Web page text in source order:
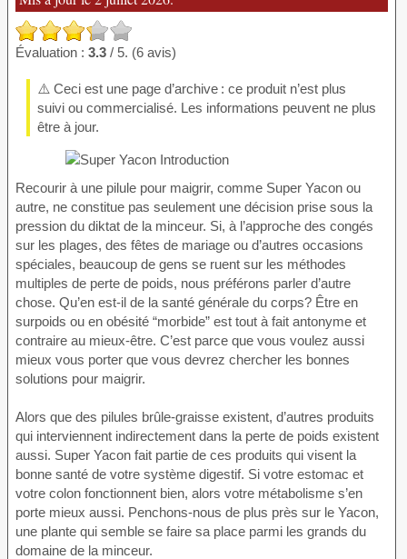
Évaluation : 3.3 / 5. (6 avis)
⚠️ Ceci est une page d’archive : ce produit n’est plus
suivi ou commercialisé. Les informations peuvent ne plus
être à jour.
Recourir à une pilule pour maigrir, comme Super Yacon ou
autre, ne constitue pas seulement une décision prise sous la
pression du diktat de la minceur. Si, à l’approche des congés
sur les plages, des fêtes de mariage ou d’autres occasions
spéciales, beaucoup de gens se ruent sur les méthodes
multiples de perte de poids, nous préférons parler d’autre
chose. Qu’en est-il de la santé générale du corps? Être en
surpoids ou en obésité “morbide” est tout à fait antonyme et
contraire au mieux-être. C’est parce que vous voulez aussi
mieux vous porter que vous devrez chercher les bonnes
solutions pour maigrir.
Alors que des pilules brûle-graisse existent, d’autres produits
qui interviennent indirectement dans la perte de poids existent
aussi. Super Yacon fait partie de ces produits qui visent la
bonne santé de votre système digestif. Si votre estomac et
votre colon fonctionnent bien, alors votre métabolisme s’en
porte mieux aussi. Penchons-nous de plus près sur le Yacon,
une plante qui semble se faire sa place parmi les grands du
domaine de la minceur.